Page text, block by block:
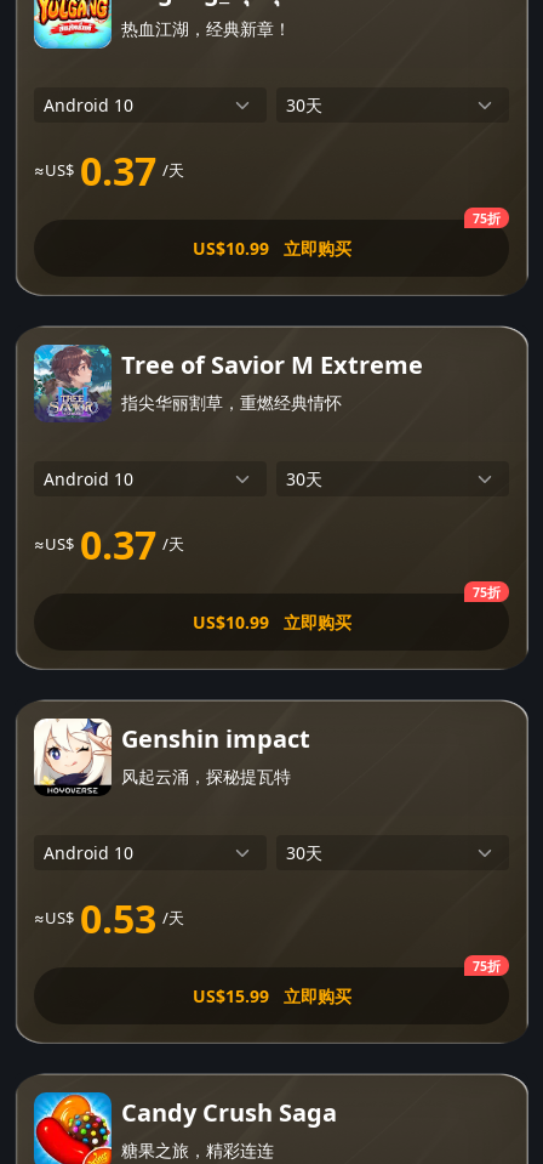
热血江湖，经典新章！
≈US$ 0.37 /天
US$10.99 立即购买
75折
Tree of Savior M Extreme
指尖华丽割草，重燃经典情怀
≈US$ 0.37 /天
US$10.99 立即购买
75折
Genshin impact
风起云涌，探秘提瓦特
≈US$ 0.53 /天
US$15.99 立即购买
75折
Candy Crush Saga
糖果之旅，精彩连连